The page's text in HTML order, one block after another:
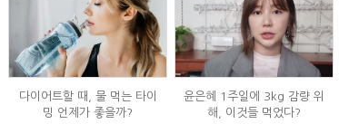
다이어트할 때, 물 먹는 타이
밍 언제가 좋을까?
윤은혜 1주일에 3kg 감량 위
해, 이것들 먹었다?